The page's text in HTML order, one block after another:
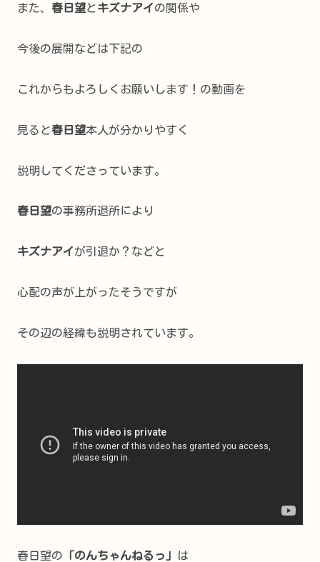
また、 春日望と キズナアイの関係や
今後の展開などは下記の
これからもよろしくお願いします！の動画を
見ると春日望本人が分かりやすく
説明してくださっています。
春日望の事務所退所により
キズナアイが引退か？などと
心配の声が上がったそうですが
その辺の経緯も説明されています。
春日望の 「のんちゃんねるっ」 は